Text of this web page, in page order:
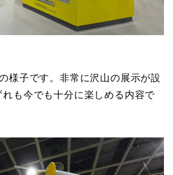
様子です。非常に沢山の展示が設
も今でも十分に楽しめる内容で